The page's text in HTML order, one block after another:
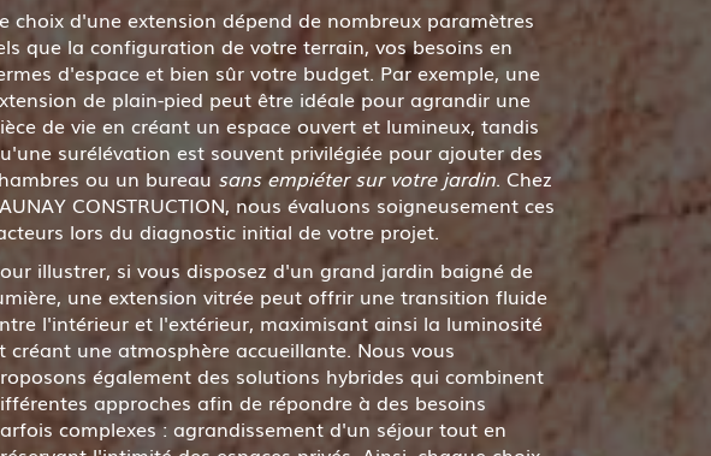
choix d'une extension dépend de nombreux paramètres
que la configuration de votre terrain, vos besoins en
d'espace et bien sûr votre budget. Par exemple, une
de plain-pied peut être idéale pour agrandir une
de vie en créant un espace ouvert et lumineux, tandis
surélévation est souvent privilégiée pour ajouter des
ou un bureau sans empiéter sur votre jardin. Chez
CONSTRUCTION, nous évaluons soigneusement ces
lors du diagnostic initial de votre projet.
illustrer, si vous disposez d'un grand jardin baigné de
une extension vitrée peut offrir une transition fluide
l'intérieur et l'extérieur, maximisant ainsi la luminosité
créant une atmosphère accueillante. Nous vous
également des solutions hybrides qui combinent
approches afin de répondre à des besoins
complexes : agrandissement d'un séjour tout en